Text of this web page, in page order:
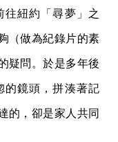
紐約「尋夢」之
（做為紀錄片的素
疑問。於是多年後
的鏡頭，拼湊著記
的，卻是家人共同